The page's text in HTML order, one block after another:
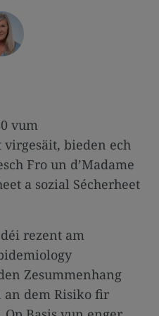
vum
virgesäit, bieden ech
Fro un d’Madame
a sozial Sécherheet
rezent am
Zesummenhang
an dem Risiko fir